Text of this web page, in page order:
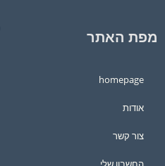
מפת האתר
homepage
אודות
צור קשר